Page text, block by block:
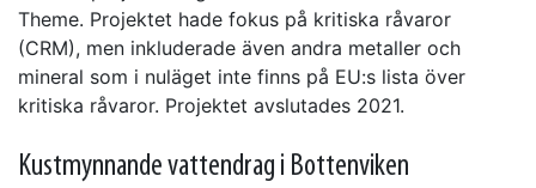
Theme. Projektet hade fokus på kritiska råvaror
(CRM), men inkluderade även andra metaller och
mineral som i nuläget inte finns på EU:s lista över
kritiska råvaror. Projektet avslutades 2021.
Kustmynnande vattendrag i Bottenviken